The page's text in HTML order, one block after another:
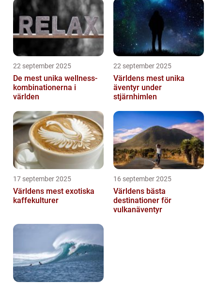
22 september 2025
De mest unika wellness-
kombinationerna i
världen
22 september 2025
Världens mest unika
äventyr under
stjärnhimlen
17 september 2025
Världens mest exotiska
kaffekulturer
16 september 2025
Världens bästa
destinationer för
vulkanäventyr